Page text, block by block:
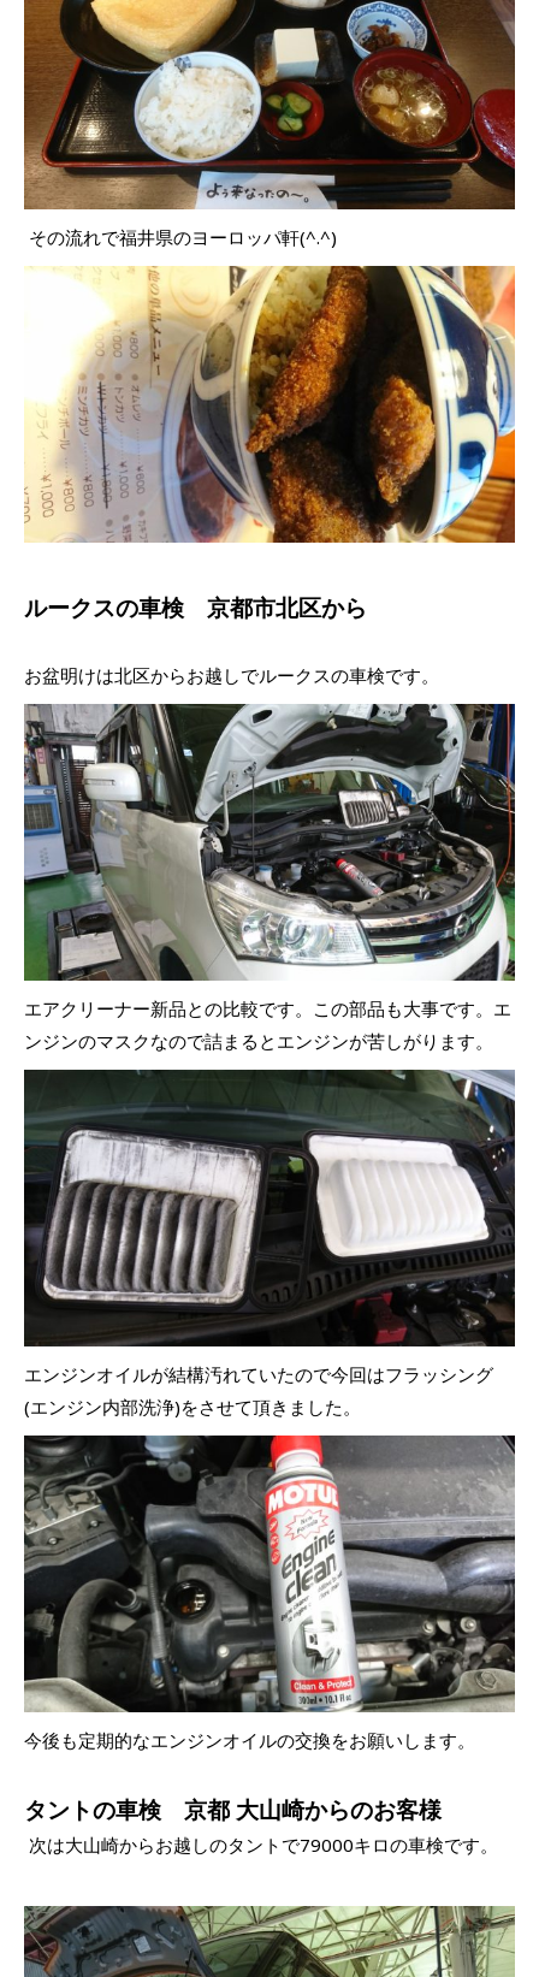
その流れで福井県のヨーロッパ軒(^.^)
ルークスの車検 京都市北区から
お盆明けは北区からお越しでルークスの車検です。
エアクリーナー新品との比較です。この部品も大事です。エ
ンジンのマスクなので詰まるとエンジンが苦しがります。
エンジンオイルが結構汚れていたので今回はフラッシング
(エンジン内部洗浄)をさせて頂きました。
今後も定期的なエンジンオイルの交換をお願いします。
タントの車検 京都 大山崎からのお客様
次は大山崎からお越しのタントで79000キロの車検です。